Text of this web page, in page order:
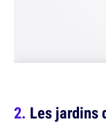
Les jardins